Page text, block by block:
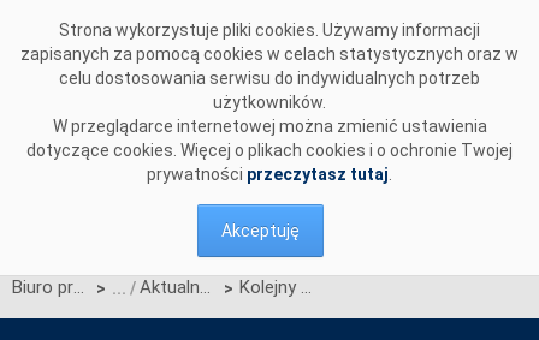
Strona wykorzystuje pliki cookies. Używamy informacji
zapisanych za pomocą cookies w celach statystycznych oraz w
celu dostosowania serwisu do indywidualnych potrzeb
użytkowników.
W przeglądarce internetowej można zmienić ustawienia
dotyczące cookies. Więcej o plikach cookies i o ochronie Twojej
prywatności przeczytasz tutaj
Akceptuję
Biuro prasowe > Aktualności > Kolejny Nadawca Fizyczny gotowy do współpracy z CSIRE